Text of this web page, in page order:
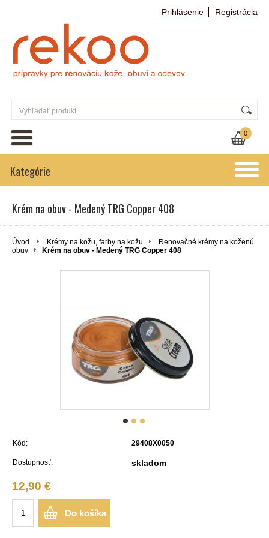
Prihlásenie Registrácia
0
Kategórie
Krém na obuv - Medený TRG Copper 408
Úvod Krémy na kožu, farby na kožu
Renovačné krémy na koženú
obuv
Krém na obuv - Medený TRG Copper 408
Kód: 29408X0050
Dostupnosť: skladom
12,90 €
Do košíka